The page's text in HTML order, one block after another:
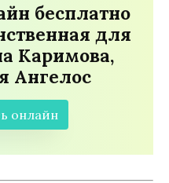
бесплатно
для
Каримова,
Ангелос
онлайн